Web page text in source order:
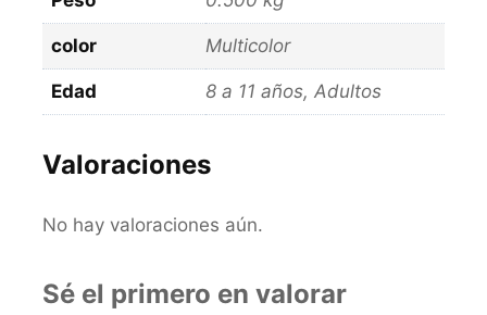
color Multicolor
Edad 8 a 11 años, Adultos
Valoraciones
No hay valoraciones aún.
Sé el primero en valorar